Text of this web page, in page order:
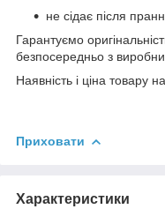
не сідає після
Гарантуємо
безпосередньо з
Наявність і ціна товару
Приховати
Характеристики